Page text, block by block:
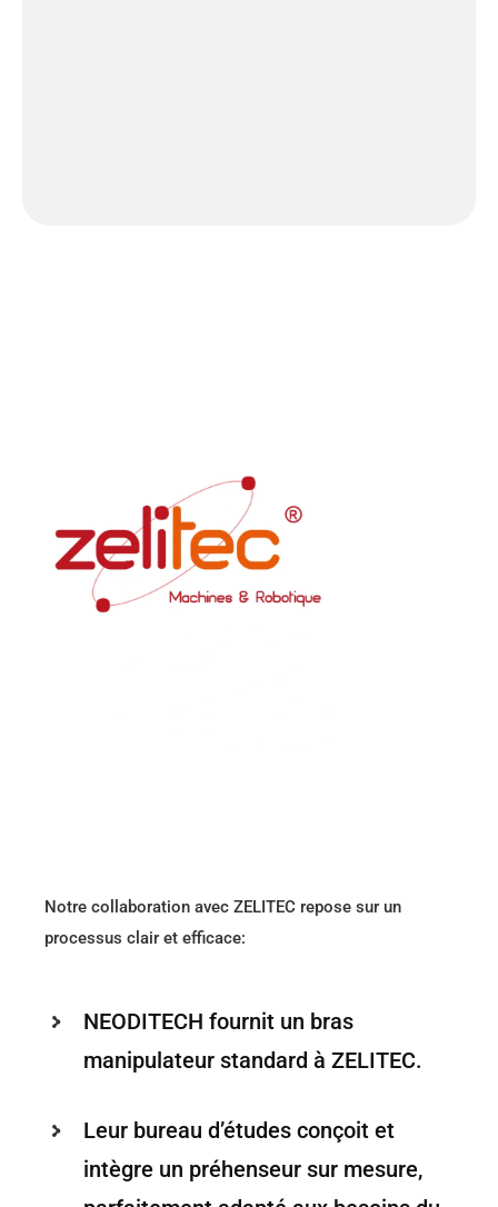
Notre collaboration avec ZELITEC repose sur un
processus clair et efficace:
NEODITECH fournit un bras
manipulateur standard à ZELITEC.
Leur bureau d’études conçoit et
intègre un préhenseur sur mesure,